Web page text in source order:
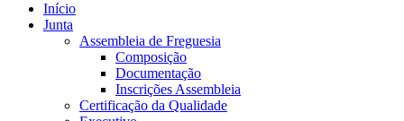
Início
Junta
Assembleia de Freguesia
Composição
Documentação
Inscrições Assembleia
Certificação da Qualidade